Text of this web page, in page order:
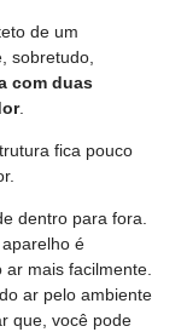
de um
sobretudo,
com duas
.
fica pouco
dentro para fora.
é
ar mais facilmente.
ar pelo ambiente
que, você pode